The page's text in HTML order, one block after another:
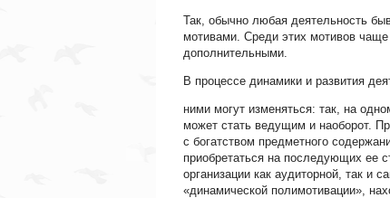
Так, обычно любая деятельность
мотивами. Среди этих мотивов
дополнительными.
В процессе динамики и развития
ними могут изменяться: так, на
может стать ведущим и наоборот.
с богатством предметного
приобретаться на последующих ее
организации как аудиторной, так и
«динамической полимотивации»,